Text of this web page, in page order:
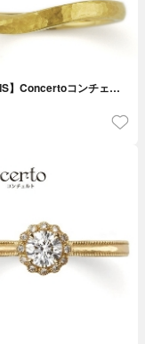
】Concertoコンチェ…